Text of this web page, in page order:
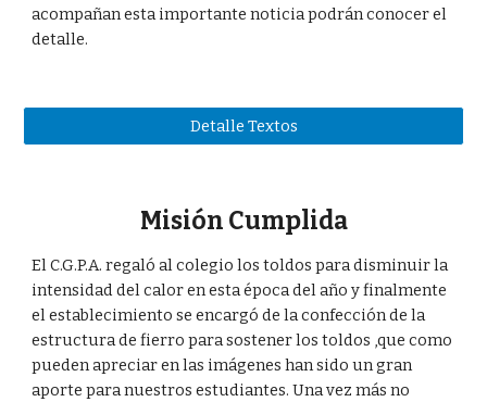
acompañan esta importante noticia podrán conocer el
detalle.
Detalle Textos
Misión Cumplida
El C.G.P.A. regaló al colegio los toldos para disminuir la
intensidad del calor en esta época del año y finalmente
el establecimiento se encargó de la confección de la
estructura de fierro para sostener los toldos ,que como
pueden apreciar en las imágenes han sido un gran
aporte para nuestros estudiantes. Una vez más no